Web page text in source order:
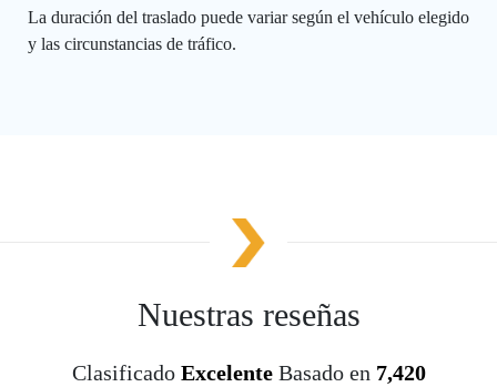
La duración del traslado puede variar según el vehículo elegido
y las circunstancias de tráfico.
Nuestras reseñas
Clasificado Excelente Basado en 7,420